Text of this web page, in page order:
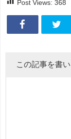
Post Views: 368
この記事を書い